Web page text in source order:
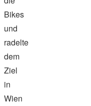
Bikes
und
radelte
dem
Ziel
in
Wien